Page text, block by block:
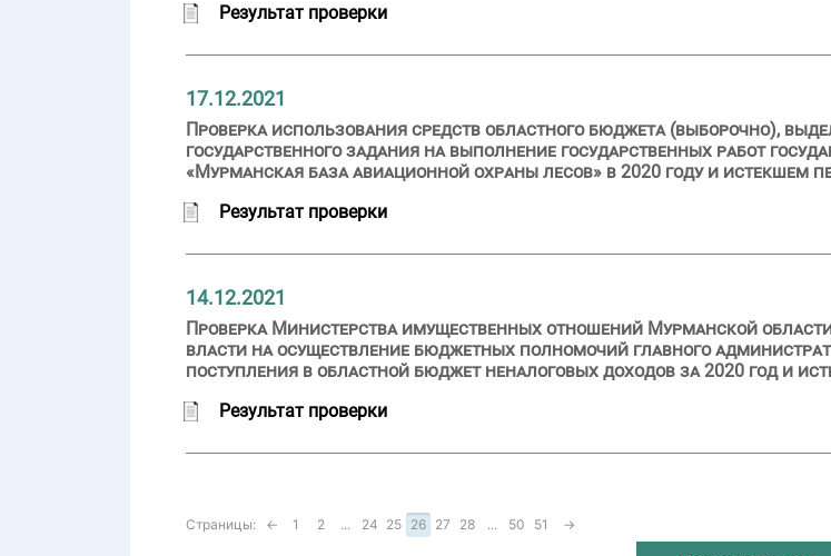
Результат проверки
17.12.2021
Проверка использования средств областного бюджета (выборочно),
государственного задания на выполнение государственных работ
«Мурманская база авиационной охраны лесов» в 2020 году и истекшем
Результат проверки
14.12.2021
Проверка Министерства имущественных отношений Мурманской
власти на осуществление бюджетных полномочий главного
поступления в областной бюджет неналоговых доходов за 2020 год и
Результат проверки
Страницы: ← 1 2 ... 24 25 26 27 28 ... 50 51 →